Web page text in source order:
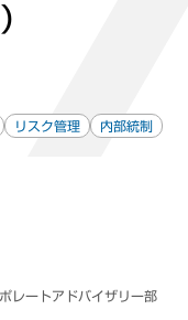
リスク管理 内部統制
レートアドバイザリー部